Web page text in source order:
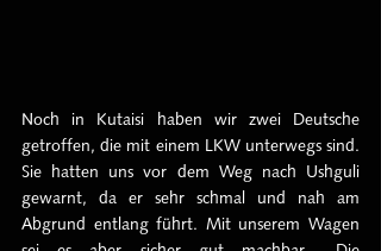
Noch in Kutaisi haben wir zwei Deutsche
getroffen, die mit einem LKW unterwegs sind.
Sie hatten uns vor dem Weg nach Ushguli
gewarnt, da er sehr schmal und nah am
Abgrund entlang führt. Mit unserem Wagen